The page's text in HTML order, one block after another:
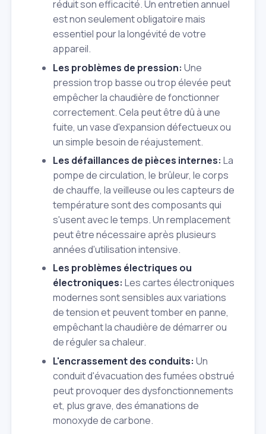
réduit son efficacité. Un entretien annuel
est non seulement obligatoire mais
essentiel pour la longévité de votre
appareil.
Les problèmes de pression: Une
pression trop basse ou trop élevée peut
empêcher la chaudière de fonctionner
correctement. Cela peut être dû à une
fuite, un vase d'expansion défectueux ou
un simple besoin de réajustement.
Les défaillances de pièces internes: La
pompe de circulation, le brûleur, le corps
de chauffe, la veilleuse ou les capteurs de
température sont des composants qui
s'usent avec le temps. Un remplacement
peut être nécessaire après plusieurs
années d'utilisation intensive.
Les problèmes électriques ou
électroniques: Les cartes électroniques
modernes sont sensibles aux variations
de tension et peuvent tomber en panne,
empêchant la chaudière de démarrer ou
de réguler sa chaleur.
L'encrassement des conduits: Un
conduit d'évacuation des fumées obstrué
peut provoquer des dysfonctionnements
et, plus grave, des émanations de
monoxyde de carbone.